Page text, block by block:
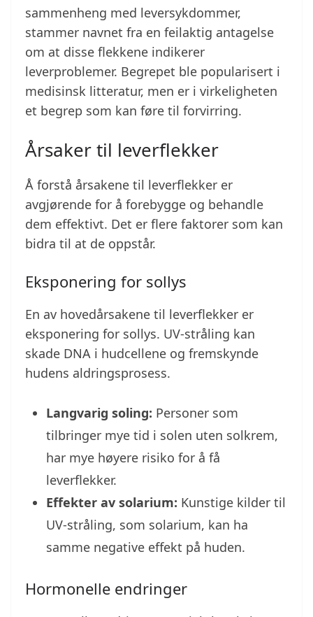
sammenheng med leversykdommer,
stammer navnet fra en feilaktig antagelse
om at disse flekkene indikerer
leverproblemer. Begrepet ble popularisert i
medisinsk litteratur, men er i virkeligheten
et begrep som kan føre til forvirring.
Årsaker til leverflekker
Å forstå årsakene til leverflekker er
avgjørende for å forebygge og behandle
dem effektivt. Det er flere faktorer som kan
bidra til at de oppstår.
Eksponering for sollys
En av hovedårsakene til leverflekker er
eksponering for sollys. UV-stråling kan
skade DNA i hudcellene og fremskynde
hudens aldringsprosess.
Langvarig soling: Personer som
tilbringer mye tid i solen uten solkrem,
har mye høyere risiko for å få
leverflekker.
Effekter av solarium: Kunstige kilder til
UV-stråling, som solarium, kan ha
samme negative effekt på huden.
Hormonelle endringer